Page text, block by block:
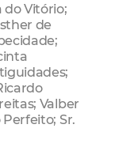
do Vitório;
de
Valber
Sr.